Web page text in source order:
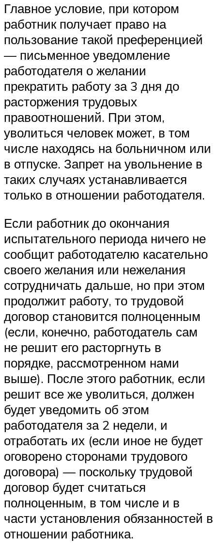
Главное условие, при котором
работник получает право на
пользование такой преференцией
— письменное уведомление
работодателя о желании
прекратить работу за 3 дня до
расторжения трудовых
правоотношений. При этом,
уволиться человек может, в том
числе находясь на больничном или
в отпуске. Запрет на увольнение в
таких случаях устанавливается
только в отношении работодателя.
Если работник до окончания
испытательного периода ничего не
сообщит работодателю касательно
своего желания или нежелания
сотрудничать дальше, но при этом
продолжит работу, то трудовой
договор становится полноценным
(если, конечно, работодатель сам
не решит его расторгнуть в
порядке, рассмотренном нами
выше). После этого работник, если
решит все же уволиться, должен
будет уведомить об этом
работодателя за 2 недели, и
отработать их (если иное не будет
оговорено сторонами трудового
договора) — поскольку трудовой
договор будет считаться
полноценным, в том числе и в
части установления обязанностей в
отношении работника.